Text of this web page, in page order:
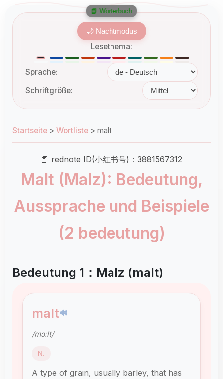
🌙 Nachtmodus
Lesethema:
Sprache:
Schriftgröße:
Startseite > Wortliste > malt
📕 rednote ID(小红书号)：3881567312
Malt (Malz): Bedeutung,
Aussprache und Beispiele
(2 bedeutung)
Bedeutung 1：Malz (malt)
malt🔊
/mɔːlt/
N.
A type of grain, usually barley, that has
📘 Wörterbuch